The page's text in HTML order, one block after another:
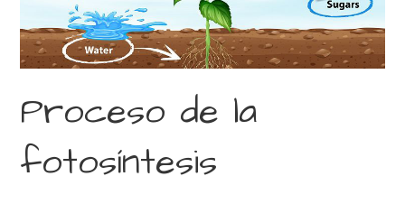
Proceso de la
fotosíntesis